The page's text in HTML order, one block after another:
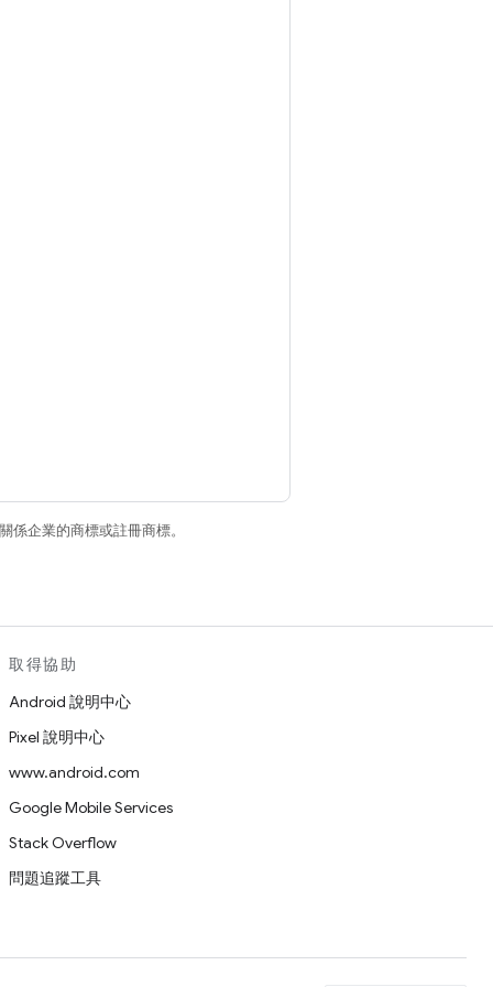
企業的商標或註冊商標。
取得協助
Android 說明中心
Pixel 說明中心
www.android.com
Google Mobile Services
Stack Overflow
問題追蹤工具